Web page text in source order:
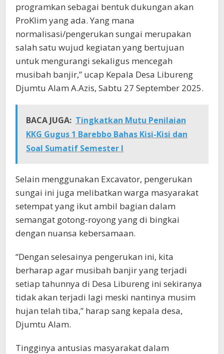
programkan sebagai bentuk dukungan akan
ProKlim yang ada. Yang mana
normalisasi/pengerukan sungai merupakan
salah satu wujud kegiatan yang bertujuan
untuk mengurangi sekaligus mencegah
musibah banjir,” ucap Kepala Desa Libureng
Djumtu Alam A.Azis, Sabtu 27 September 2025.
BACA JUGA: Tingkatkan Mutu Penilaian
KKG Gugus 1 Barebbo Bahas Kisi-Kisi dan
Soal Sumatif Semester I
Selain menggunakan Excavator, pengerukan
sungai ini juga melibatkan warga masyarakat
setempat yang ikut ambil bagian dalam
semangat gotong-royong yang di bingkai
dengan nuansa kebersamaan.
“Dengan selesainya pengerukan ini, kita
berharap agar musibah banjir yang terjadi
setiap tahunnya di Desa Libureng ini sekiranya
tidak akan terjadi lagi meski nantinya musim
hujan telah tiba,” harap sang kepala desa,
Djumtu Alam.
Tingginya antusias masyarakat dalam